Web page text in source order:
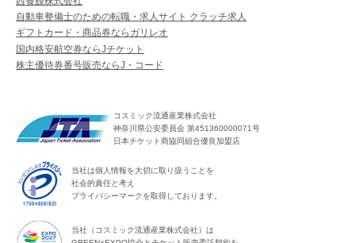
自動車整備士のための転職・求人サイト クラッチ求人
ギフトカード・商品券ならガリレオ
国内格安航空券ならJチケット
株主優待券番号販売ならJ・コード
コスミック流通産業株式会社
神奈川県公安委員会 第451360000071号
日本チケット商協同組合優良加盟店
当社は個人情報を大切に取り扱うことを
社会的責任と考え
プライバシーマークを取得しております。
当社（コスミック流通産業株式会社）は